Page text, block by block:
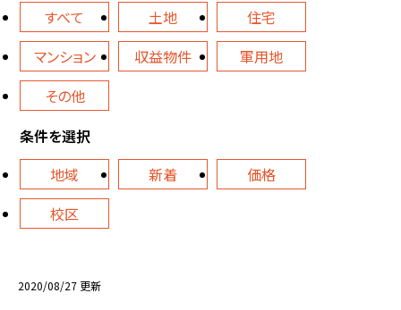
すべて
土地
住宅
マンション
収益物件
軍用地
その他
条件を選択
地域
新着
価格
校区
2020/08/27 更新